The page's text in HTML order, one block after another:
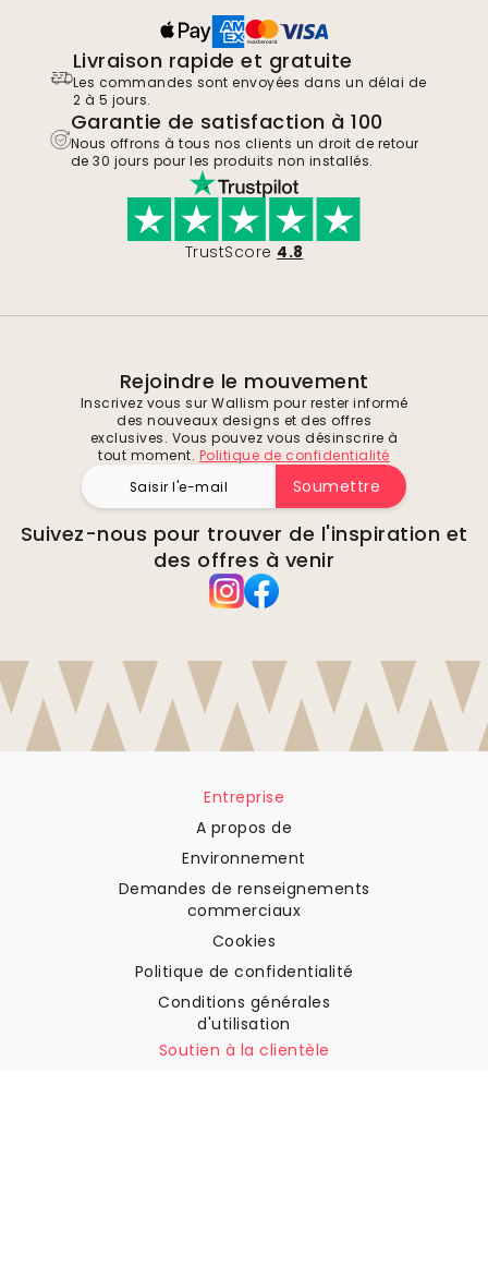
Livraison rapide et gratuite
Les commandes sont envoyées dans un délai de
2 à 5 jours.
Garantie de satisfaction à 100
Nous offrons à tous nos clients un droit de retour
de 30 jours pour les produits non installés.
TrustScore 4.8
Rejoindre le mouvement
Inscrivez vous sur Wallism pour rester informé
des nouveaux designs et des offres
exclusives. Vous pouvez vous désinscrire à
tout moment. Politique de confidentialité
Soumettre
Suivez-nous pour trouver de l'inspiration et
des offres à venir
Entreprise
A propos de
Environnement
Demandes de renseignements
commerciaux
Cookies
Politique de confidentialité
Conditions générales
d'utilisation
Soutien à la clientèle